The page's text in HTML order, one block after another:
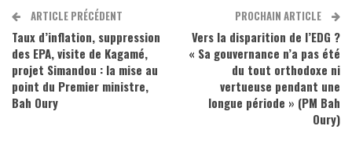
ARTICLE PRÉCÉDENT
Taux d’inflation, suppression
des EPA, visite de Kagamé,
projet Simandou : la mise au
point du Premier ministre,
Bah Oury
PROCHAIN ARTICLE
Vers la disparition de l’EDG ?
« Sa gouvernance n’a pas été
du tout orthodoxe ni
vertueuse pendant une
longue période » (PM Bah
Oury)